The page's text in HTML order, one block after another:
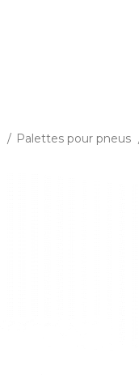
Palettes pour pneus